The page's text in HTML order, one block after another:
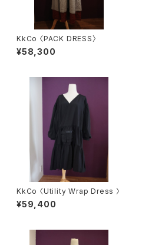
KkCo 〈PACK DRESS〉
¥58,300
KkCo 〈Utility Wrap Dress 〉
¥59,400